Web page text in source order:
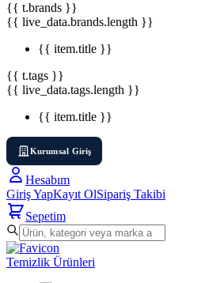
{{ t.brands }}
{{ live_data.brands.length }}
{{ item.title }}
{{ t.tags }}
{{ live_data.tags.length }}
{{ item.title }}
Kurumsal Giriş
Hesabım
Giriş YapKayıt OlSipariş Takibi
Sepetim
Temizlik Ürünleri